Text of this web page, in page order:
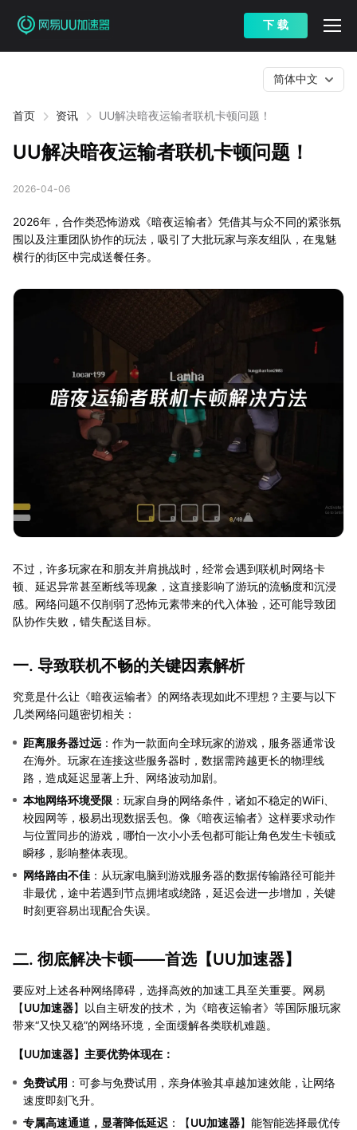
下 载
首页 资讯 UU解决暗夜运输者联机卡顿问题！
简体中文
UU解决暗夜运输者联机卡顿问题！
2026-04-06
2026年，合作类恐怖游戏《暗夜运输者》凭借其与众不同的紧张氛
围以及注重团队协作的玩法，吸引了大批玩家与亲友组队，在鬼魅
横行的街区中完成送餐任务。
不过，许多玩家在和朋友并肩挑战时，经常会遇到联机时网络卡
顿、延迟异常甚至断线等现象，这直接影响了游玩的流畅度和沉浸
感。网络问题不仅削弱了恐怖元素带来的代入体验，还可能导致团
队协作失败，错失配送目标。
一. 导致联机不畅的关键因素解析
究竟是什么让《暗夜运输者》的网络表现如此不理想？主要与以下
几类网络问题密切相关：
距离服务器过远 ：作为一款面向全球玩家的游戏，服务器通常设
在海外。玩家在连接这些服务器时，数据需跨越更长的物理线
路，造成延迟显著上升、网络波动加剧。
本地网络环境受限 ：玩家自身的网络条件，诸如不稳定的WiFi、
校园网等，极易出现数据丢包。像《暗夜运输者》这样要求动作
与位置同步的游戏，哪怕一次小小丢包都可能让角色发生卡顿或
瞬移，影响整体表现。
网络路由不佳 ：从玩家电脑到游戏服务器的数据传输路径可能并
非最优，途中若遇到节点拥堵或绕路，延迟会进一步增加，关键
时刻更容易出现配合失误。
二. 彻底解决卡顿——首选【UU加速器】
要应对上述各种网络障碍，选择高效的加速工具至关重要。网易
【UU加速器】以自主研发的技术，为《暗夜运输者》等国际服玩家
带来“又快又稳”的网络环境，全面缓解各类联机难题。
【UU加速器】主要优势体现在：
免费试用 ：可参与免费试用，亲身体验其卓越加速效能，让网络
速度即刻飞升。
专属高速通道，显著降低延迟 ：【UU加速器】能智能选择最优传